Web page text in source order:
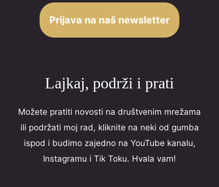
Prijava na naš newsletter
Lajkaj, podrži i prati
Možete pratiti novosti na društvenim mrežama
ili podržati moj rad, kliknite na neki od gumba
ispod i budimo zajedno na YouTube kanalu,
Instagramu i Tik Toku. Hvala vam!